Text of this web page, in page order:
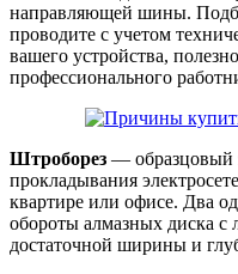
направляющей шины.
проводите с учетом
вашего устройства,
профессионального
Штроборез — образцовый
прокладывания
квартире или офисе. Два
обороты алмазных диска с
достаточной ширины и